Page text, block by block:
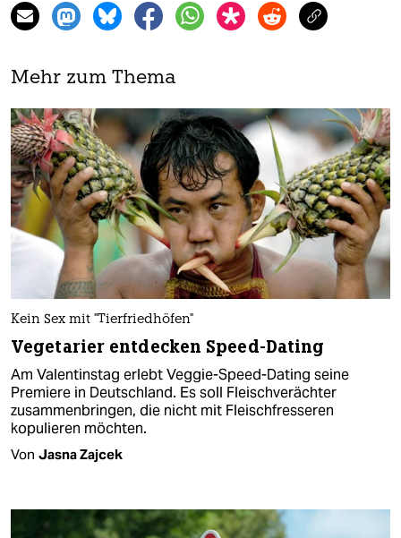
Mehr zum Thema
Kein Sex mit "Tierfriedhöfen"
Vegetarier entdecken Speed-Dating
Am Valentinstag erlebt Veggie-Speed-Dating seine
Premiere in Deutschland. Es soll Fleischverächter
zusammenbringen, die nicht mit Fleischfresseren
kopulieren möchten.
Von Jasna Zajcek